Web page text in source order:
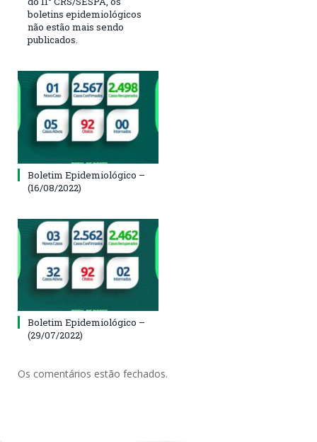
boletins epidemiológicos
não estão mais sendo
publicados.
Boletim Epidemiológico –
(16/08/2022)
Boletim Epidemiológico –
(29/07/2022)
Os comentários estão fechados.